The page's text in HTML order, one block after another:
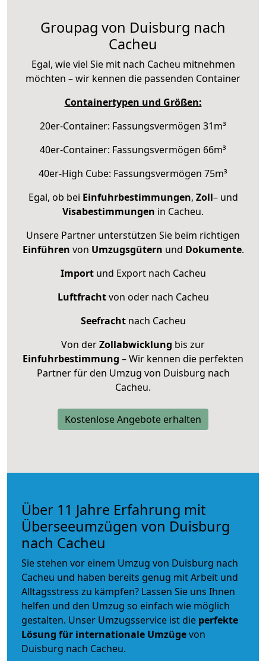
Groupag von Duisburg nach
Cacheu
Egal, wie viel Sie mit nach Cacheu mitnehmen
möchten – wir kennen die passenden Container
Containertypen und Größen:
20er-Container: Fassungsvermögen 31m³
40er-Container: Fassungsvermögen 66m³
40er-High Cube: Fassungsvermögen 75m³
Egal, ob bei Einfuhrbestimmungen, Zoll– und
Visabestimmungen in Cacheu.
Unsere Partner unterstützen Sie beim richtigen
Einführen von Umzugsgütern und Dokumente.
Importund Export nach Cacheu
Luftfrachtvon oder nach Cacheu
Seefrachtnach Cacheu
Von derZollabwicklung bis zur
Einfuhrbestimmung – Wir kennen die perfekten
Partner für den Umzug von Duisburg nach
Cacheu.
Kostenlose Angebote erhalten
Über 11 Jahre Erfahrung mit
Überseeumzügen von Duisburg
nach Cacheu
Sie stehen vor einem Umzug von Duisburg nach
Cacheu und haben bereits genug mit Arbeit und
Alltagsstress zu kämpfen? Lassen Sie uns Ihnen
helfen und den Umzug so einfach wie möglich
gestalten. Unser Umzugsservice ist die perfekte
Lösung für internationale Umzügevon
Duisburg nach Cacheu.